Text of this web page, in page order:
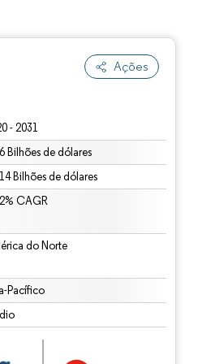
Ações
- 2031
Bilhões de dólares
Bilhões de dólares
CAGR
do Norte
Pacífico
atribuição conforme CC BY 4.0.